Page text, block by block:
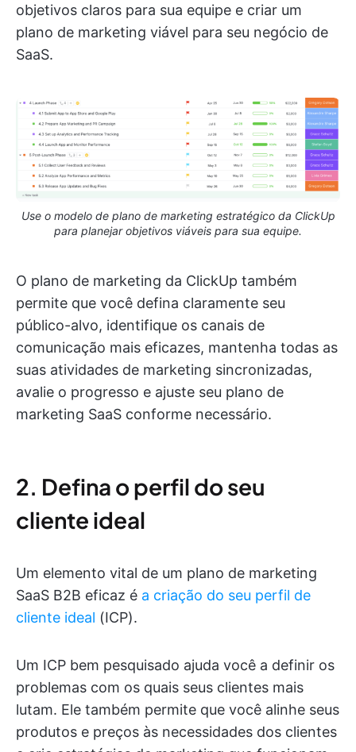
objetivos claros para sua equipe e criar um
plano de marketing viável para seu negócio de
SaaS.
Use o modelo de plano de marketing estratégico da ClickUp
para planejar objetivos viáveis para sua equipe.
O plano de marketing da ClickUp também
permite que você defina claramente seu
público-alvo, identifique os canais de
comunicação mais eficazes, mantenha todas as
suas atividades de marketing sincronizadas,
avalie o progresso e ajuste seu plano de
marketing SaaS conforme necessário.
2. Defina o perfil do seu
cliente ideal
Um elemento vital de um plano de marketing
SaaS B2B eficaz é a criação do seu perfil de
cliente ideal (ICP).
Um ICP bem pesquisado ajuda você a definir os
problemas com os quais seus clientes mais
lutam. Ele também permite que você alinhe seus
produtos e preços às necessidades dos clientes